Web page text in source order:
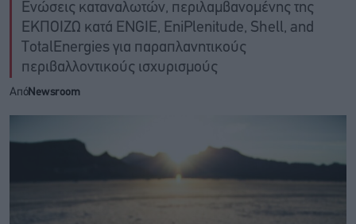
Ενώσεις καταναλωτών, περιλαμβανομένης της
ΕΚΠΟΙΖΩ κατά ENGIE, EniPlenitude, Shell, and
TotalEnergies για παραπλανητικούς
περιβαλλοντικούς ισχυρισμούς
ΑπόNewsroom